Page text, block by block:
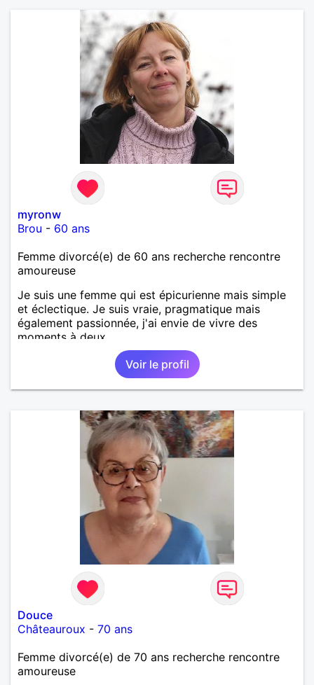
en ai marre je veux partagé et rigoler
myronw
Brou - 60 ans
Femme divorcé(e) de 60 ans recherche rencontre
amoureuse
Je suis une femme qui est épicurienne mais simple
et éclectique. Je suis vraie, pragmatique mais
également passionnée, j'ai envie de vivre des
moments à deux.
Voir le profil
Douce
Châteauroux - 70 ans
Femme divorcé(e) de 70 ans recherche rencontre
amoureuse